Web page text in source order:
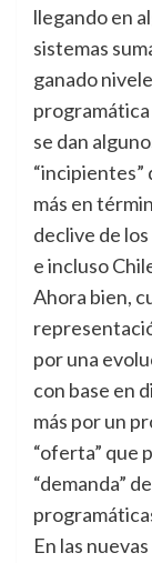
llegando en
sistemas
ganado
se dan
más en
declive de
e incluso
Ahora bien,
por una
con base en
más por un
“oferta” que
“demanda”
En las